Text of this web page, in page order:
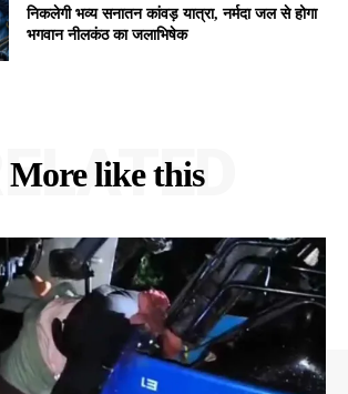
निकलेगी भव्य सनातन कांवड़ यात्रा, नर्मदा जल से होगा
भगवान नीलकंठ का जलाभिषेक
More like this
RELATED